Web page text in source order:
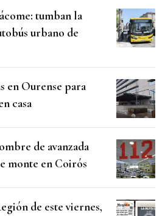
tumban la
urbano de
en Ourense para
casa
de avanzada
monte en Coirós
de este viernes,